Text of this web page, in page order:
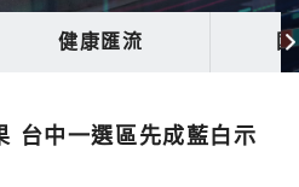
健康匯流
台中一選區先成藍白示